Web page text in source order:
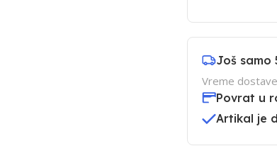
Još samo
Vreme
Povrat u
Artikal je